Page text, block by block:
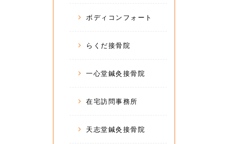
ボディコンフォート
らくだ接骨院
一心堂鍼灸接骨院
在宅訪問事務所
天志堂鍼灸接骨院